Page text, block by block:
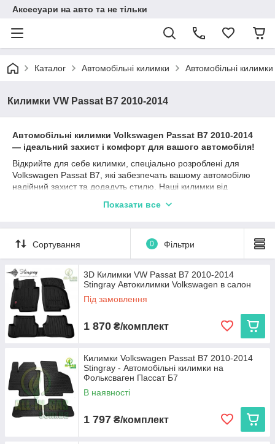
Аксесуари на авто та не тільки
Каталог Автомобільні килимки Автомобільні
Килимки VW Passat B7 2010-2014
Автомобільні килимки Volkswagen Passat B7 2010-2014
— ідеальний захист і комфорт для вашого автомобіля!
Відкрийте для себе килимки, спеціально розроблені для
Volkswagen Passat B7, які забезпечать вашому автомобілю
надійний захист та додадуть стилю. Наші килимки від
Cargumm, ідеально підходять для Фольксваген Пассат Б7 та
Матеріали, такі як каучук, поліуретан та гума, забезпечують
відмінні захисні характеристики, а різноманітність типів
бортиків (2,5 см, 4 см, євроборт) дозволяє вибрати найбільш
підходящий варіант залежно від ваших уподобань та умов
експлуатації. Ми пропонуємо:
Cargumm з євробортом— відмінний захист для
салону, легкість у догляді та висока зносостійкість.
Avto gumm з бортиком 2,5 см— надійний захист
від бруду та вологи для салону та багажника, що
витримує будь-які погодні умови.
Stingray— коврики з євробортом з каучуку для
довговічності та 3D коврики з високим бортиком 3,5 см
для максимальної захисту і преміального вигляду.
Кожен виріб виготовляється в Україні, що гарантує високу
якість та доступну ціну.
Показати все
Сортування 0 Фільтри
3D Килимки VW Passat B7 2010-2014
Stingray Автокилимки Volkswagen в салон
Під замовлення
1 870 ₴/комплект
Килимки Volkswagen Passat B7 2010-2014
Stingray - Автомобільні килимки на
Фольксваген Пассат Б7
В наявності
1 797 ₴/комплект